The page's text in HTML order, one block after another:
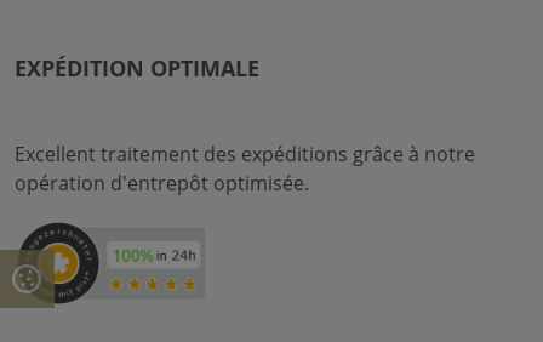
EXPÉDITION OPTIMALE
Excellent traitement des expéditions grâce à notre
opération d'entrepôt optimisée.